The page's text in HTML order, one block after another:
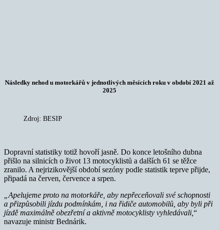
Následky nehod u motorkářů v jednotlivých měsících roku v období 2021 až
2025
Zdroj: BESIP
Dopravní statistiky totiž hovoří jasně. Do konce letošního dubna
přišlo na silnicích o život 13 motocyklistů a dalších 61 se těžce
zranilo. A nejrizikovější období sezóny podle statistik teprve přijde,
připadá na červen, července a srpen.
„Apelujeme proto na motorkáře, aby nepřeceňovali své schopnosti
a přizpůsobili jízdu podmínkám, i na řidiče automobilů, aby byli při
jízdě maximálně obezřetní a aktivně motocyklisty vyhledávali, “
navazuje ministr Bednárik.